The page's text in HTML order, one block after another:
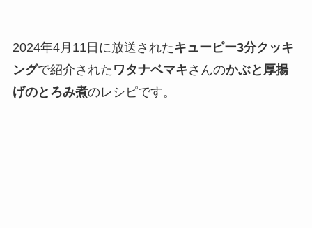
2024年4月11日に放送されたキューピー3分クッキ
ングで紹介された ワタナベマキさんのかぶと厚揚
げのとろみ煮のレシピです。